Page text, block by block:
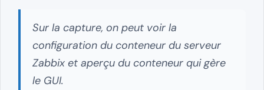
Sur la capture, on peut voir la
configuration du conteneur du serveur
Zabbix et aperçu du conteneur qui gère
le GUI.